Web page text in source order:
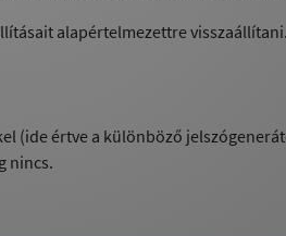
alapértelmezettre visszaállítani.
(ide értve a különböző
nincs.